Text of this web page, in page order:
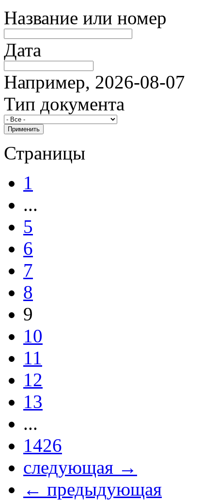
Название или номер
Дата
Например, 2026-08-07
Тип документа
Страницы
1
...
5
6
7
8
9
10
11
12
13
...
1426
следующая →
← предыдующая